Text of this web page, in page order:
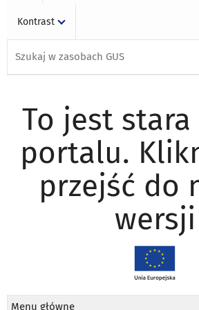
Kontrast
To jest
portalu.
przejść do
wersji
Menu główne